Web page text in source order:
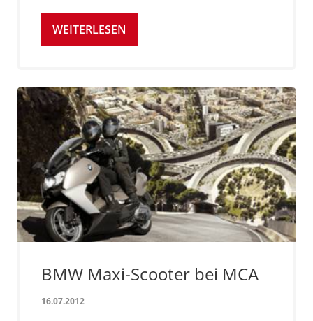
WEITERLESEN
BMW Maxi-Scooter bei MCA
16.07.2012